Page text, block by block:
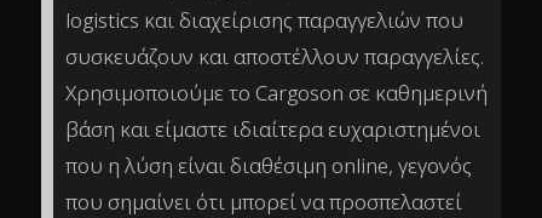
logistics και διαχείρισης παραγγελιών που
συσκευάζουν και αποστέλλουν παραγγελίες.
Χρησιμοποιούμε το Cargoson σε καθημερινή
βάση και είμαστε ιδιαίτερα ευχαριστημένοι
που η λύση είναι διαθέσιμη online, γεγονός
που σημαίνει ότι μπορεί να προσπελαστεί